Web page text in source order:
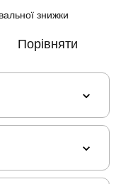
знижки
Порівняти